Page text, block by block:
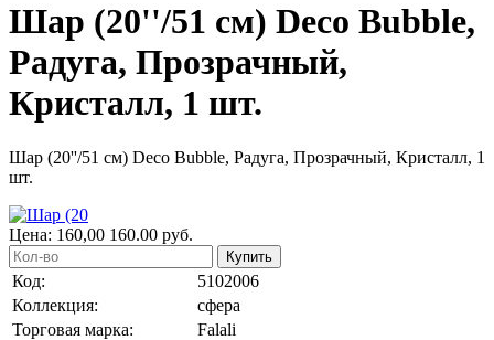
Шар (20''/51 см) Deco Bubble,
Радуга, Прозрачный,
Кристалл, 1 шт.
Шар (20''/51 см) Deco Bubble, Радуга, Прозрачный, Кристалл, 1
шт.
Цена: 160,00 160.00 руб.
Купить
Код:
5102006
Коллекция:
сфера
Торговая марка:
Falali